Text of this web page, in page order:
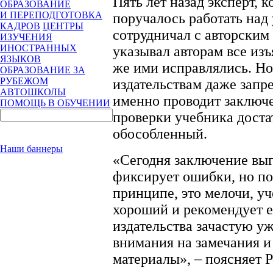
ОБРАЗОВАНИЕ
И ПЕРЕПОДГОТОВКА
КАДРОВ ЦЕНТРЫ
ИЗУЧЕНИЯ
ИНОСТРАННЫХ
ЯЗЫКОВ
ОБРАЗОВАНИЕ ЗА
РУБЕЖОМ
АВТОШКОЛЫ
ПОМОЩЬ В ОБУЧЕНИИ
Наши баннеры
поручалось работать
сотрудничал с
указывал авторам все
же ими исправлялись.
издательствам даже
именно проводит
проверки учебника
обособленный.
«Сегодня заключение
фиксирует ошибки, но
принципе, это мелочи,
хороший и рекомендует
издательства зачастую
внимания на замечания
материалы», – поясняет